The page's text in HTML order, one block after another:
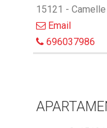
15121 - Camelle
Email
696037986